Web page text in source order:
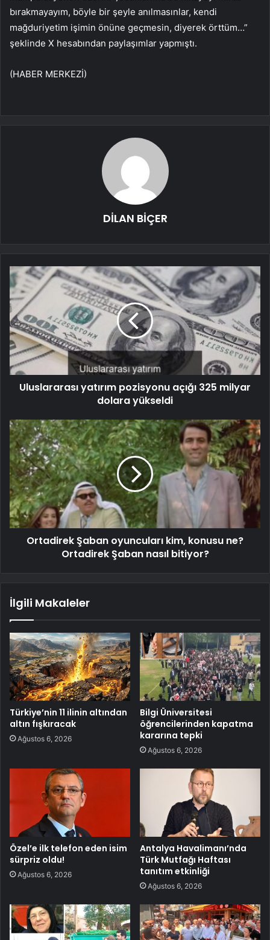
bırakmayayım, böyle bir şeyle anılmasınlar, kendi
mağduriyetim işimin önüne geçmesin, diyerek örttüm…”
şeklinde X hesabından paylaşımlar yapmıştı.
(HABER MERKEZİ)
DİLAN BİÇER
Uluslararası yatırım pozisyonu açığı 325 milyar
dolara yükseldi
Ortadirek Şaban oyuncuları kim, konusu ne?
Ortadirek Şaban nasıl bitiyor?
İlgili Makaleler
Türkiye’nin 11 ilinin altından
altın fışkıracak
Ağustos 6, 2026
Bilgi Üniversitesi
öğrencilerinden kapatma
kararına tepki
Ağustos 6, 2026
Özel’e ilk telefon eden isim
sürpriz oldu!
Ağustos 6, 2026
Antalya Havalimanı’nda
Türk Mutfağı Haftası
tanıtım etkinliği
Ağustos 6, 2026